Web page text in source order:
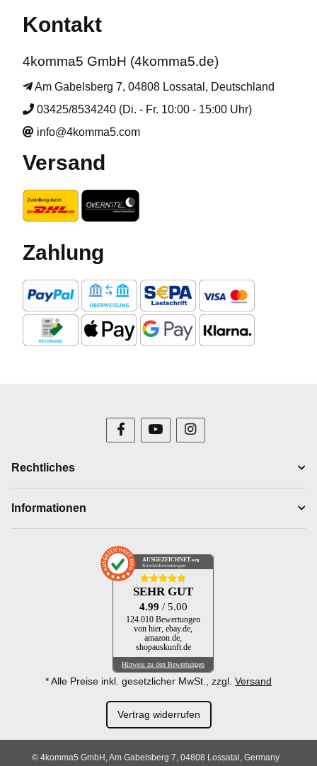
Kontakt
4komma5 GmbH (4komma5.de)
Am Gabelsberg 7, 04808 Lossatal, Deutschland
03425/8534240 (Di. - Fr. 10:00 - 15:00 Uhr)
info@4komma5.com
Versand
Zahlung
Rechtliches
Informationen
AUSGEZEICHNET .org
Kundenbewertungen
SEHR GUT
4.99 / 5.00
124.010 Bewertungen
von hier, ebay.de,
amazon.de,
shopauskunft.de
Hinweis zu den Bewertungen
* Alle Preise inkl. gesetzlicher MwSt., zzgl. Versand
Vertrag widerrufen
© 4komma5 GmbH, Am Gabelsberg 7, 04808 Lossatal, Germany